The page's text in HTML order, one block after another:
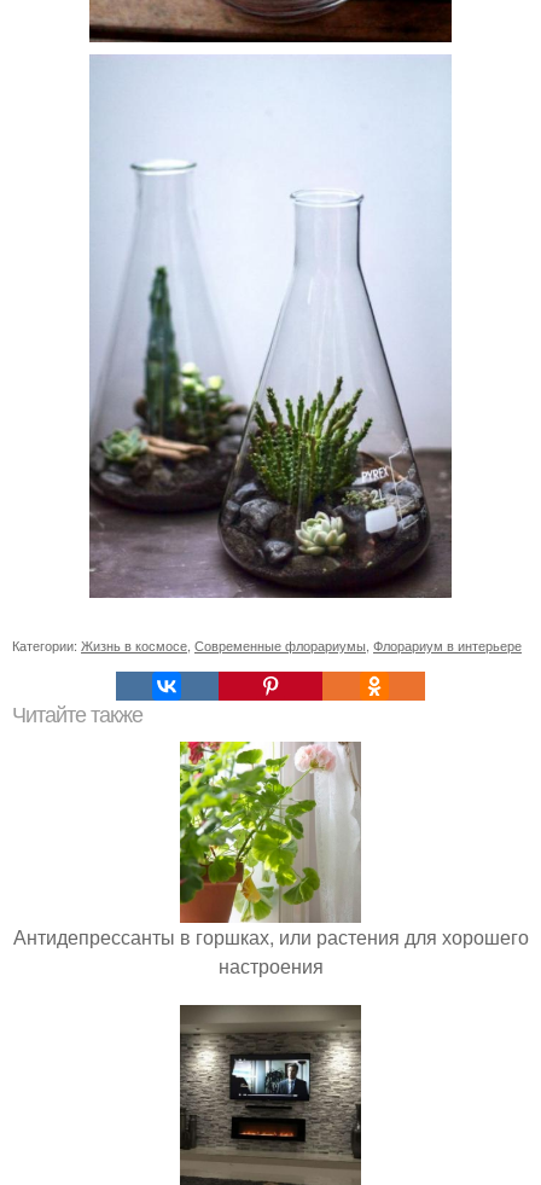
Категории: Жизнь в космосе Современные флорариумы Флорариум в интерьере
Читайте также
Антидепрессанты в горшках, или растения для хорошего
настроения